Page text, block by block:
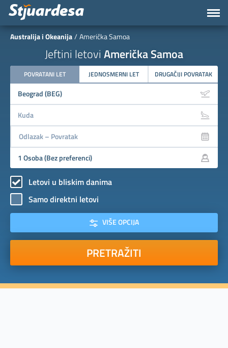
Australija i Okeanija Američka Samoa
Jeftini letovi Američka Samoa
POVRATANI LET JEDNOSMERNI LET DRUGAČIJI POVRATAK
Letovi u bliskim danima
Samo direktni letovi
VIŠE OPCIJA
PRETRAŽITI